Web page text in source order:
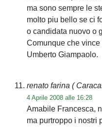
ma sono sempre le
molto piu bello se ci
o candidata nuovo o
Comunque che vince
Umberto Giampaolo.
renato farina (
4 Aprile 2008 alle 16:28
Amabile Francesca,
ma purtroppo i nostri